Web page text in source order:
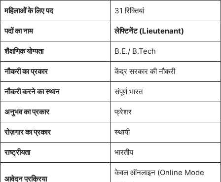
महिलाओं के लिए पद 31 रिक्तियां
पदों का नाम लेफ्टिनेंट (Lieutenant)
शैक्षणिक योग्यता B.E./ B.Tech
नौकरी का प्रकार केंद्र सरकार की नौकरी
नौकरी करने का स्थान संपूर्ण भारत
अनुभव का प्रकार फ्रेशर
रोज़गार का प्रकार स्थायी
राष्ट्रीयता भारतीय
आवेदन प्रक्रिया
केवल ऑनलाइन (Online Mode